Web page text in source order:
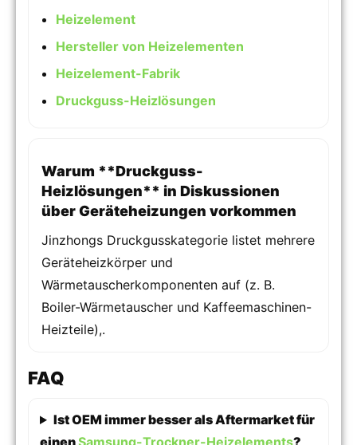
Heizelement
Hersteller von Heizelementen
Heizelement-Fabrik
Druckguss-Heizlösungen
Warum **Druckguss-
Heizlösungen** in Diskussionen
über Geräteheizungen vorkommen
Jinzhongs Druckgusskategorie listet mehrere
Geräteheizkörper und
Wärmetauscherkomponenten auf (z. B.
Boiler-Wärmetauscher und Kaffeemaschinen-
Heizteile),.
FAQ
Ist OEM immer besser als Aftermarket für